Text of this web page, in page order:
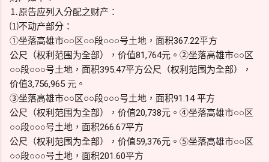
⒈原告应列入分配之财产：
⑴不动产部分：
①坐落高雄市○○区○○段○○○号土地，面积367.22平方
公尺（权利范围为全部），价值81,764元。②坐落高雄市○○区
○○段○○○号土地，面积395.47平方公尺（权利范围为全部），
价值3,756,965 元。
③坐落高雄市○○区○○段○○○号土地，面积91.14 平方
公尺（权利范围为全部），价值20,738元。④坐落高雄市○○区
○○段○○○号土地，面积266.67平方
公尺（权利范围为全部），价值59,376元。⑤坐落高雄市○○区
○○段○○○号土地，面积201.60平方